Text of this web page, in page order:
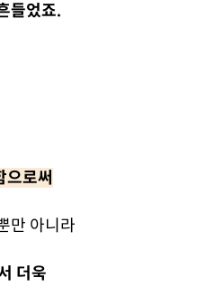
들었죠.
으로써
만 아니라
더욱